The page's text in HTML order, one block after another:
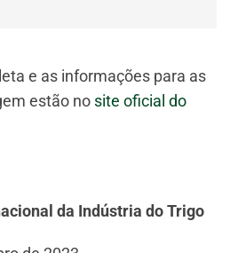
e as informações para as
estão no site oficial do
da Indústria do Trigo